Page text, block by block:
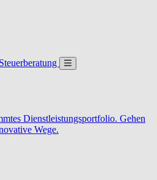
Dienstleistungsportfolio. Gehen
Wege.